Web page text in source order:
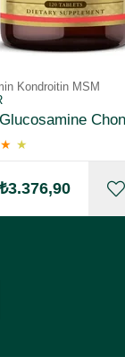
Kondroitin MSM
★ ★
₺3.376,90